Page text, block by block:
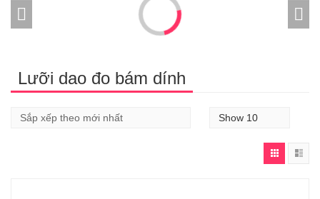
Lưỡi dao đo bám dính